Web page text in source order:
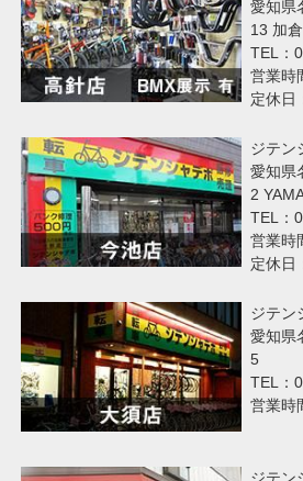
愛知県
13 加
TEL：
営業時
定休日
ジテン
愛知県
2
TEL：
営業時
定休日
ジテン
愛知県
5
TEL：
営業時
ジテン